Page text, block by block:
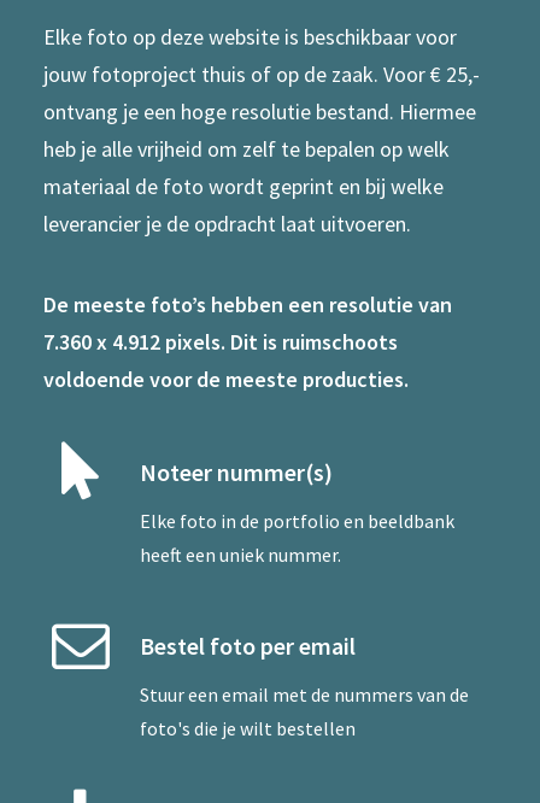
Elke foto op deze website is beschikbaar voor
jouw fotoproject thuis of op de zaak. Voor € 25,-
ontvang je een hoge resolutie bestand. Hiermee
heb je alle vrijheid om zelf te bepalen op welk
materiaal de foto wordt geprint en bij welke
leverancier je de opdracht laat uitvoeren.
De meeste foto’s hebben een resolutie van
7.360 x 4.912 pixels. Dit is ruimschoots
voldoende voor de meeste producties.
Noteer nummer(s)
Elke foto in de portfolio en beeldbank
heeft een uniek nummer.
Bestel foto per email
Stuur een email met de nummers van de
foto's die je wilt bestellen